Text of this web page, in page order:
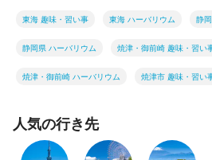
東海 趣味・習い事 東海 ハーバリウム 静
静岡県 ハーバリウム 焼津・御前崎 趣味・習い
焼津・御前崎 ハーバリウム 焼津市 趣味・習い
人気の行き先